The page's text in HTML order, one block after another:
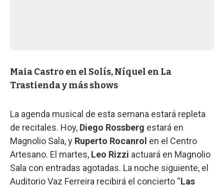
Maia Castro en el Solís, Níquel en La
Trastienda y más shows
La agenda musical de esta semana estará repleta
de recitales. Hoy, Diego Rossberg estará en
Magnolio Sala, y Ruperto Rocanrol en el Centro
Artesano. El martes, Leo Rizzi actuará en Magnolio
Sala con entradas agotadas. La noche siguiente, el
Auditorio Vaz Ferreira recibirá el concierto “Las